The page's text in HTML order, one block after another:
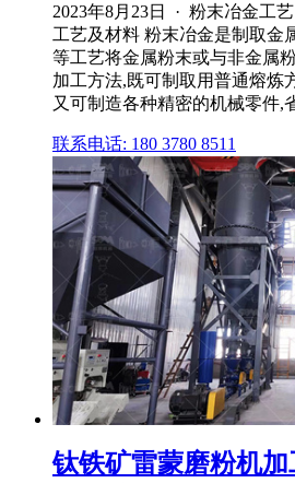
2023年8月23日 · 粉末冶金工
工艺及材料 粉末冶金是制取金
等工艺将金属粉末或与非金属
加工方法,既可制取用普通熔炼
又可制造各种精密的机械零件,
联系电话: 180 3780 8511
钛铁矿雷蒙磨粉机加